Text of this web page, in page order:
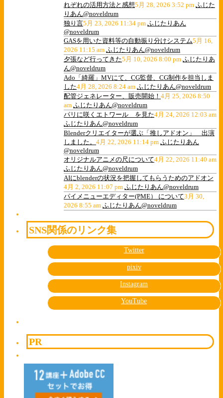
れぞれの活用方法と感想5月 28, 2026 3:52 pm ふじた
りあん@noveldrum
独り言5月 23, 2026 11:34 pm ふじたりあん
@noveldrum
GASを用いた資料等の自動振り分けシステム5月 16,
2026 11:15 am ふじたりあん@noveldrum
夕張など行ってきた5月 10, 2026 8:00 pm ふじたりあ
ん@noveldrum
Ado「綺羅」MVにて、CG監督、CG制作を担当しま
した4月 28, 2026 8:24 am ふじたりあん@noveldrum
配管ジェネレーター、販売開始！ 4月 25, 2026 8:50
am ふじたりあん@noveldrum
パリに咲くエトワール を見た4月 24, 2026 12:03 am
ふじたりあん@noveldrum
Blenderクリエイターが選ぶ「推しアドオン」 出演
しました。 4月 22, 2026 11:14 pm ふじたりあん
@noveldrum
オリジナルアニメの尺について4月 22, 2026 11:40 am
ふじたりあん@noveldrum
AIにblenderの状況を把握してもらうためのアドオン
4月 2, 2026 11:07 pm ふじたりあん@noveldrum
パイメニューエディター(PME） について3月 30,
2026 8:55 am ふじたりあん@noveldrum
SNS関係のリンク集
Twitter
pixiv
Instagram
YouTube
PR